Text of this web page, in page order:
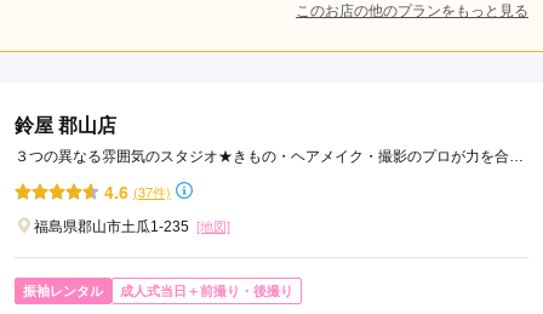
このお店の他のプランをもっと見る
鈴屋 郡山店
３つの異なる雰囲気のスタジオ★きもの・ヘアメイク・撮影のプロが力を合わ
せてプロデュースします！
4.6 (37件)
福島県郡山市土瓜1-235 [地図]
振袖レンタル 成人式当日＋前撮り・後撮り